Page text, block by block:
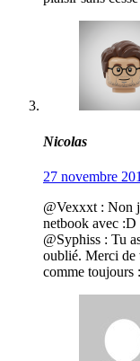
Nicolas
27 novembre
@Vexxxt : Non
netbook avec :D
@Syphiss : Tu
oublié. Merci de
comme toujours